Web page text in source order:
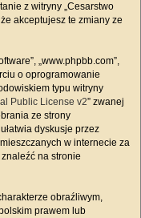
z witryny „Cesarstwo
akceptujesz te zmiany ze
„www.phpbb.com”,
o oprogramowanie
typu witryny
Public License v2” zwanej
ze strony
dyskusje przez
w internecie za
na stronie
obraźliwym,
prawem lub